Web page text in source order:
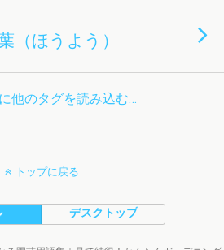
（ほうよう）
他のタグを読み込む…
トップに戻る
デスクトップ